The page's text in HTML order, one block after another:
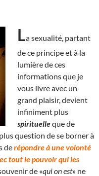
La sexualité, partant
de ce principe et à la
lumière de ces
informations que je
vous livre avec un
grand plaisir, devient
infiniment plus
spirituelleque de
question de se borner à
derépondre à une volonté
tout le pouvoir qui les
de «qui on est» ne